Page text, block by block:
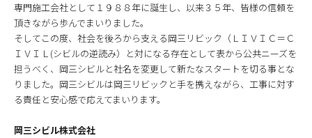
専門施工会社として１９８８年に誕生し、以来３５年、皆様の信頼を
頂きながら歩んでまいりました。
そしてこの度、社会を後ろから支える岡三リビック（ＬＩＶＩＣ＝Ｃ
ＩＶＩＬ(シビルの逆読み）と対になる存在として表から公共ニーズを
担うべく、岡三シビルと社名を変更して新たなスタートを切る事とな
りました。岡三シビルは岡三リビックと手を携えながら、工事に対す
る責任と安心感で応えてまいります。
岡三シビル株式会社